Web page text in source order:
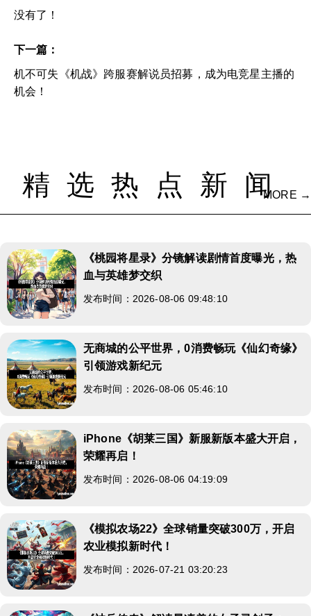
没有了！
下一篇：
机不可失《机战》跨服赛解说员招募，成为电竞星主播的
机会！
精选热点新闻
MORE →
《桃园将星录》分镜解读剧情首度曝光，热
血与英雄梦交织
发布时间：2026-08-06 09:48:10
无商城的公平世界，0消费畅玩《仙幻奇缘》
引领游戏新纪元
发布时间：2026-08-06 05:46:10
iPhone《胡莱三国》新服新版本盛大开启，
荣耀再启！
发布时间：2026-08-06 04:19:09
《模拟农场22》全球销量突破300万，开启
农业模拟新时代！
发布时间：2026-07-21 03:20:23